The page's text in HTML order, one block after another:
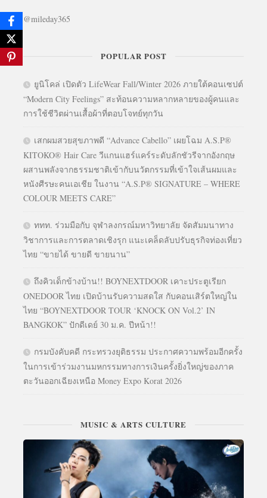
@mileday365
POPULAR POST
ยูนิโคล่ เปิดตัว LifeWear Fall/Winter 2026 ภายใต้คอนเซปต์
“Modern City Feelings” สะท้อนความหลากหลายของผู้คนและ
การใช้ชีวิตผ่านเสื้อผ้าที่ตอบโจทย์ทุกวัน
เสกผมสวยสุขภาพดี “Advance Cabello” เผยโฉม A.S.P®
KITOKO® Hair Care วีแกนแฮร์แคร์ระดับลักชัวรีจากอังกฤษ
ผสานพลังจากธรรมชาติเข้ากับนวัตกรรมที่เข้าใจเส้นผมและ
หนังศีรษะคนเอเชีย ในงาน “A.S.P® SIGNATURE – WHERE
COLOUR MEETS CARE”
ททท. ร่วมมือกับ จุฬาลงกรณ์มหาวิทยาลัย จัดสัมมนาทาง
วิชาการและการตลาดเชิงรุก แนะเคล็ดลับปรับธุรกิจท่องเที่ยว
ไทย “ขายได้ ขายดี ขายนาน”
ถึงคิวเด็กข้างบ้าน!! BOYNEXTDOOR เคาะประตูเรียก
ONEDOOR ไทย เปิดบ้านรับความสดใส กับคอนเสิร์ตใหญ่ใน
ไทย “BOYNEXTDOOR TOUR ‘KNOCK ON Vol.2’ IN
BANGKOK” ปักดีเดย์ 30 ม.ค. ปีหน้า!!
กรมบังคับคดี กระทรวงยุติธรรม ประกาศความพร้อมอีกครั้ง
ในการเข้าร่วมงานมหกรรมทางการเงินครั้งยิ่งใหญ่ของภาค
ตะวันออกเฉียงเหนือ Money Expo Korat 2026
MUSIC & ARTS CULTURE